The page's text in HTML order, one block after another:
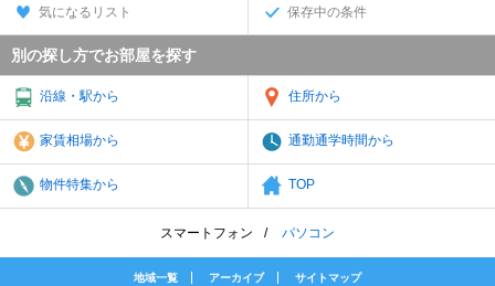
気になるリスト 保存中の条件
別の探し方でお部屋を探す
沿線・駅から 住所から
家賃相場から 通勤通学時間から
物件特集から TOP
スマートフォン パソコン
地域一覧 アーカイブ サイトマップ